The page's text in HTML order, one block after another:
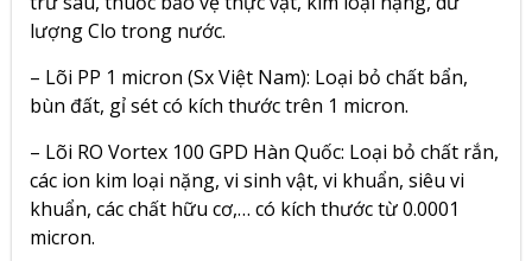
lượng Clo trong nước.
– Lõi PP 1 micron (Sx Việt Nam): Loại bỏ chất bẩn,
bùn đất, gỉ sét có kích thước trên 1 micron.
– Lõi RO Vortex 100 GPD Hàn Quốc: Loại bỏ chất rắn,
các ion kim loại nặng, vi sinh vật, vi khuẩn, siêu vi
khuẩn, các chất hữu cơ,… có kích thước từ 0.0001
micron.